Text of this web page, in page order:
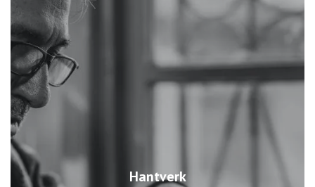
Hantverk